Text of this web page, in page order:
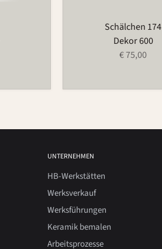
Schälchen 174
Dekor 600
€ 75,00
UNTERNEHMEN
HB-Werkstätten
Werksverkauf
Werksführungen
Keramik bemalen
Arbeitsprozesse